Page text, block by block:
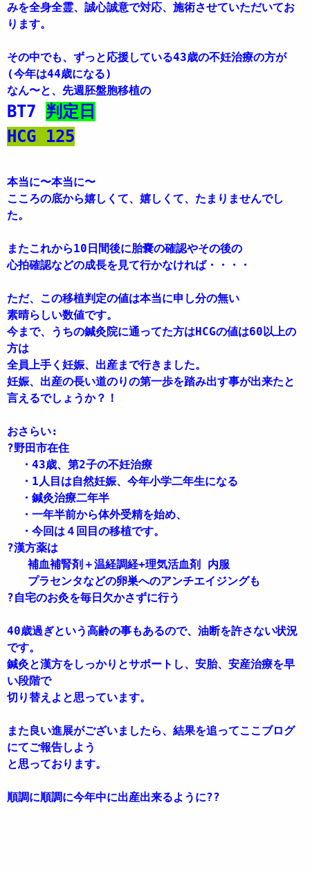
みを全身全霊、誠心誠意で対応、施術させていただいてお
ります。
その中でも、ずっと応援している43歳の不妊治療の方が
(今年は44歳になる)
なん〜と、先週胚盤胞移植の
BT7 判定日
HCG 125
本当に〜本当に〜
こころの底から嬉しくて、嬉しくて、たまりませんでし
た。
またこれから10日間後に胎嚢の確認やその後の
心拍確認などの成長を見て行かなければ・・・・
ただ、この移植判定の値は本当に申し分の無い
素晴らしい数値です。
今まで、うちの鍼灸院に通ってた方はHCGの値は60以上の
方は
全員上手く妊娠、出産まで行きました。
妊娠、出産の長い道のりの第一歩を踏み出す事が出来たと
言えるでしょうか？！
おさらい:
?野田市在住
  ・43歳、第2子の不妊治療
  ・1人目は自然妊娠、今年小学二年生になる
  ・鍼灸治療二年半
  ・一年半前から体外受精を始め、
  ・今回は４回目の移植です。
?漢方薬は
   補血補腎剤＋温経調経+理気活血剤 内服
   プラセンタなどの卵巣へのアンチエイジングも
?自宅のお灸を毎日欠かさずに行う
40歳過ぎという高齢の事もあるので、油断を許さない状況
です。
鍼灸と漢方をしっかりとサポートし、安胎、安産治療を早
い段階で
切り替えよと思っています。
また良い進展がございましたら、結果を追ってここブログ
にてご報告しよう
と思っております。
順調に順調に今年中に出産出来るように??